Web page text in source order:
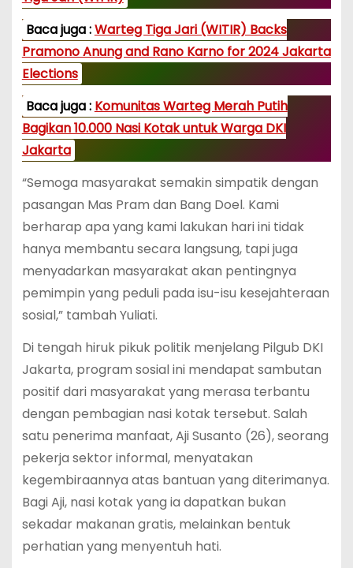
Baca juga :Warteg Tiga Jari (WITIR) Backs
Pramono Anung and Rano Karno for 2024 Jakarta
Elections
Baca juga : Komunitas Warteg Merah Putih
Bagikan 10.000 Nasi Kotak untuk Warga DKI
Jakarta
“Semoga masyarakat semakin simpatik dengan
pasangan Mas Pram dan Bang Doel. Kami
berharap apa yang kami lakukan hari ini tidak
hanya membantu secara langsung, tapi juga
menyadarkan masyarakat akan pentingnya
pemimpin yang peduli pada isu-isu kesejahteraan
sosial,” tambah Yuliati.
Di tengah hiruk pikuk politik menjelang Pilgub DKI
Jakarta, program sosial ini mendapat sambutan
positif dari masyarakat yang merasa terbantu
dengan pembagian nasi kotak tersebut. Salah
satu penerima manfaat, Aji Susanto (26), seorang
pekerja sektor informal, menyatakan
kegembiraannya atas bantuan yang diterimanya.
Bagi Aji, nasi kotak yang ia dapatkan bukan
sekadar makanan gratis, melainkan bentuk
perhatian yang menyentuh hati.